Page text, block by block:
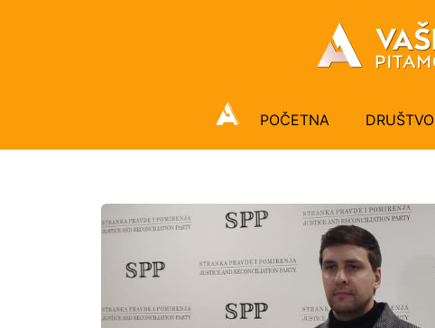
POČETNA DRUŠTVO